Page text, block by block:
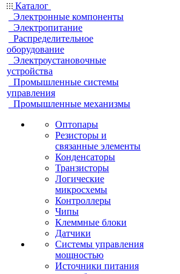
Каталог
Электронные компоненты
Электропитание
Распределительное
оборудование
Электроустановочные
устройства
Промышленные системы
управления
Промышленные механизмы
Оптопары
Резисторы и
связанные элементы
Конденсаторы
Транзисторы
Логические
микросхемы
Контроллеры
Чипы
Клеммные блоки
Датчики
Системы управления
мощностью
Источники питания